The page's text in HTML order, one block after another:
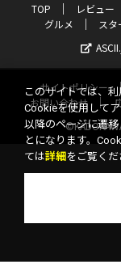
TOP レビュー
グルメ
ス
サイトポリシー
お問い合わせ
このサイトでは、
Cookieを使用して
以降のページに遷
とになります。
ては詳細 をご覧くだ